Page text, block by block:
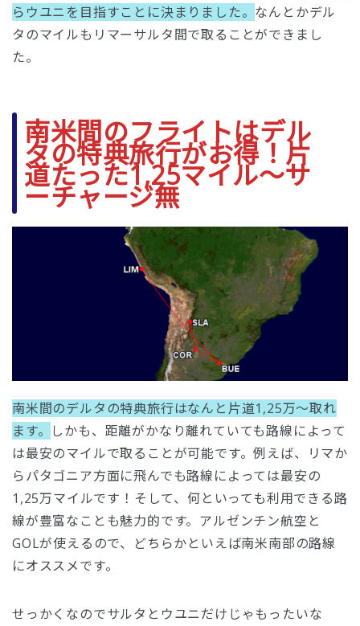
らウユニを目指すことに決まりました。 なんとかデル
タのマイルもリマーサルタ間で取ることができまし
た。
南米間のフライトはデル
タの特典旅行がお得！片
道たった1,25マイル〜サ
ーチャージ無
南米間のデルタの特典旅行はなんと片道1,25万〜取れ
ます。
しかも、距離がかなり離れていても路線によって
は最安のマイルで取ることが可能です。例えば、リマか
らパタゴニア方面に飛んでも路線によっては最安の
1,25万マイルです！そして、何といっても利用できる路
線が豊富なことも魅力的です。アルゼンチン航空と
GOLが使えるので、どちらかといえば南米南部の路線
にオススメです。
せっかくなのでサルタとウユニだけじゃもったいな